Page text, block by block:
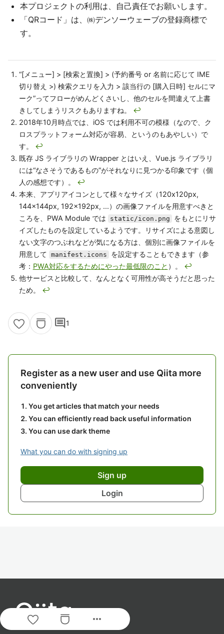
本プロジェクトの利用は、自己責任でお願いします。
「QRコード」は、㈱デンソーウェーブの登録商標で
す。
“[メニュー] > [検索と置換] > (予約番号 or 名前に応じて IME
切り替え >) 検索クエリを入力 > 該当行の [購入日時] セルにマ
ーク”ってフローがめんどくさいし、他のセルを間違えて上書
きしてしまうリスクもありますね。 ↩
2018年10月時点では、iOS では利用不可の模様（なので、ク
ロスプラットフォーム対応が容易、というのもあやしい）で
す。 ↩
既存 JS ライブラリの Wrapper とはいえ、Vue.js ライブラリ
には“なさそうであるもの”がそれなりに見つかる印象です（個
人の感想です）。 ↩
本来、アプリアイコンとして様々なサイズ（120x120px,
144x144px, 192x192px, ...）の画像ファイルを用意すべきと
ころを、PWA Module では
static/icon.png
をもとにリサ
イズしたものを設定しているようです。リサイズによる意図し
ない文字のつぶれなどが気になる方は、個別に画像ファイルを
用意して manifest.icons
を設定することもできます（参
考： PWA対応をするためにやった最低限のこと ）。 ↩
他サービスと比較して、なんとなく可用性が高そうだと思った
ため。 ↩
comment1
Register as a new user and use Qiita more
conveniently
You get articles that match your needs
You can efficiently read back useful information
You can use dark theme
What you can do with signing up
Sign up
Login
more_horiz